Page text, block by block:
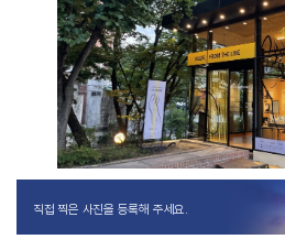
직접 찍은 사진을 등록해 주세요.